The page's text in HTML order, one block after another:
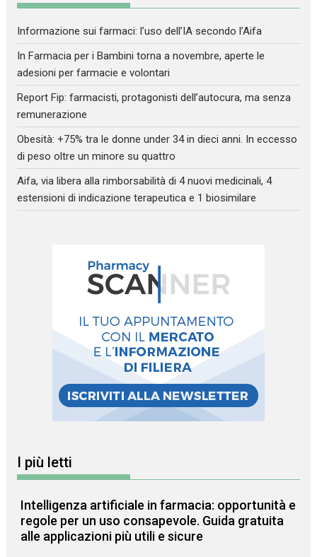
Informazione sui farmaci: l’uso dell’IA secondo l’Aifa
In Farmacia per i Bambini torna a novembre, aperte le
adesioni per farmacie e volontari
Report Fip: farmacisti, protagonisti dell’autocura, ma senza
remunerazione
Obesità: +75% tra le donne under 34 in dieci anni. In eccesso
di peso oltre un minore su quattro
Aifa, via libera alla rimborsabilità di 4 nuovi medicinali, 4
estensioni di indicazione terapeutica e 1 biosimilare
I più letti
Intelligenza artificiale in farmacia: opportunità e
regole per un uso consapevole. Guida gratuita
alle applicazioni più utili e sicure